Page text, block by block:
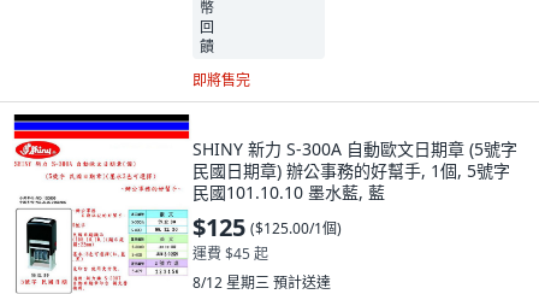
即將售完
SHINY 新力 S-300A 自動歐文日期章 (5號字
民國日期章) 辦公事務的好幫手, 1個, 5號字
民國101.10.10 墨水藍, 藍
$125 ($125.00/1個)
運費 $45 起
8/12 星期三預計送達